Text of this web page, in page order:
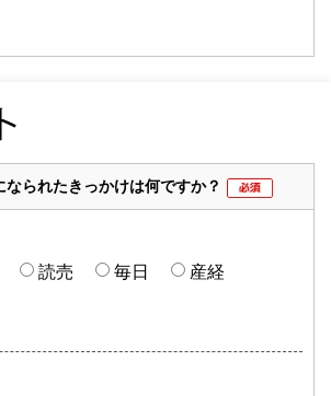
なられたきっかけは何ですか？
読売 毎日 産経